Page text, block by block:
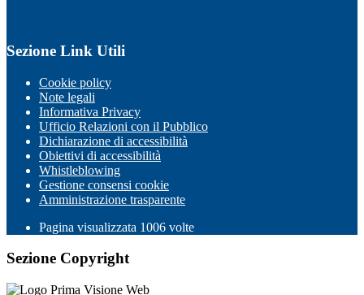
Sezione Link Utili
Cookie policy
Note legali
Informativa Privacy
Ufficio Relazioni con il Pubblico
Dichiarazione di accessibilità
Obiettivi di accessibilità
Whistleblowing
Gestione consensi cookie
Amministrazione trasparente
Pagina visualizzata 1006 volte
Sezione Copyright